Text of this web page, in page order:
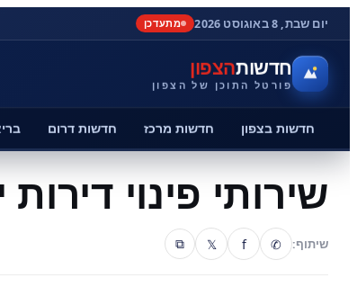
יום שבת, 8 באוגוסט 2026 מתעדכן
חדשותהצפון
פורטל התוכן של הצפון
חדשות בצפון חדשות מרכז חדשות דרום
שירותי פינוי
שיתוף: ✆
f
𝕏
⧉